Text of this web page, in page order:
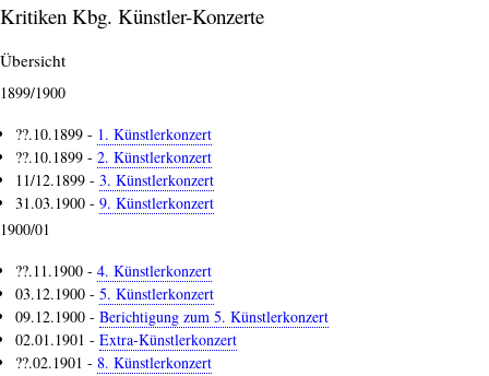
Kritiken Kbg. Künstler-Konzerte
Übersicht
1899/1900
??.10.1899 - 1. Künstlerkonzert
??.10.1899 - 2. Künstlerkonzert
11/12.1899 - 3. Künstlerkonzert
31.03.1900 - 9. Künstlerkonzert
1900/01
??.11.1900 - 4. Künstlerkonzert
03.12.1900 - 5. Künstlerkonzert
09.12.1900 - Berichtigung zum 5. Künstlerkonzert
02.01.1901 - Extra-Künstlerkonzert
??.02.1901 - 8. Künstlerkonzert